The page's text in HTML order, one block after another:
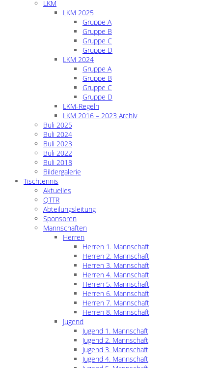
LKM
LKM 2025
Gruppe A
Gruppe B
Gruppe C
Gruppe D
LKM 2024
Gruppe A
Gruppe B
Gruppe C
Gruppe D
LKM-Regeln
LKM 2016 – 2023 Archiv
Buli 2025
Buli 2024
Buli 2023
Buli 2022
Buli 2018
Bildergalerie
Tischtennis
Aktuelles
QTTR
Abteilungsleitung
Sponsoren
Mannschaften
Herren
Herren 1. Mannschaft
Herren 2. Mannschaft
Herren 3. Mannschaft
Herren 4. Mannschaft
Herren 5. Mannschaft
Herren 6. Mannschaft
Herren 7. Mannschaft
Herren 8. Mannschaft
Jugend
Jugend 1. Mannschaft
Jugend 2. Mannschaft
Jugend 3. Mannschaft
Jugend 4. Mannschaft